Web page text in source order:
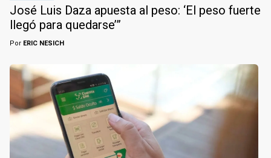
José Luis Daza apuesta al peso: ‘El peso fuerte
llegó para quedarse’”
Por ERIC NESICH